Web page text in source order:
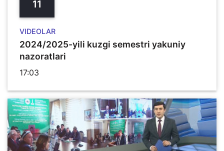
11
VIDEOLAR
2024/2025-yili kuzgi semestri yakuniy
nazoratlari
17:03